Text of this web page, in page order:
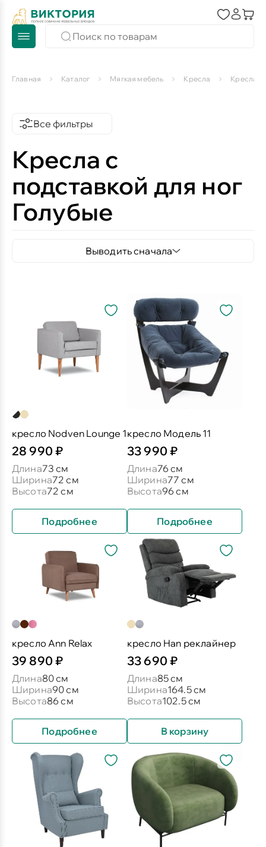
Главная Каталог Мягкая мебель Кресла Кресла с
Все фильтры
Кресла с
подставкой для ног
Голубые
Выводить сначала
кресло Nodven Lounge 1
28 990 ₽
Длина73 см
Ширина72 см
Высота72 см
Подробнее
кресло Модель 11
33 990 ₽
Длина76 см
Ширина77 см
Высота96 см
Подробнее
кресло Ann Relax
39 890 ₽
Длина80 см
Ширина90 см
Высота86 см
Подробнее
кресло Han реклайнер
33 690 ₽
Длина85 см
Ширина164.5 см
Высота102.5 см
В корзину